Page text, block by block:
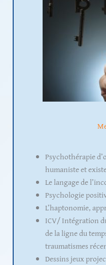
Psychothérapie
humaniste et
Le langage de
Psychologie
L’haptonomie,
ICV/ Intégration
de la ligne du
traumatismes
Dessins jeux